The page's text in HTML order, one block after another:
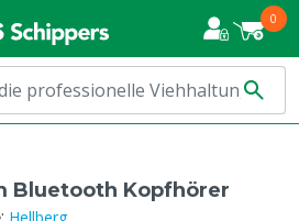
0
Bluetooth Kopfhörer